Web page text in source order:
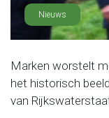
Nieuws
Marken worstelt
het historisch
van